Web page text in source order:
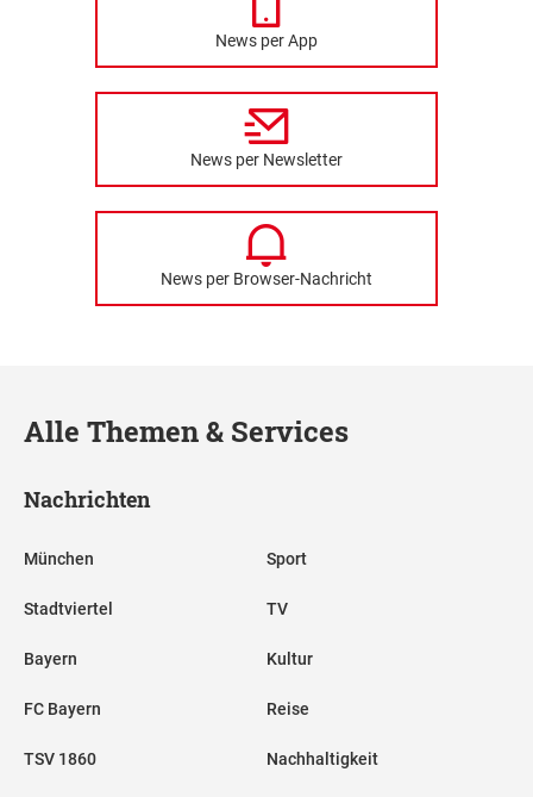
News per App
News per Newsletter
News per Browser-Nachricht
Alle Themen & Services
Nachrichten
München
Stadtviertel
Bayern
FC Bayern
TSV 1860
Sport
TV
Kultur
Reise
Nachhaltigkeit